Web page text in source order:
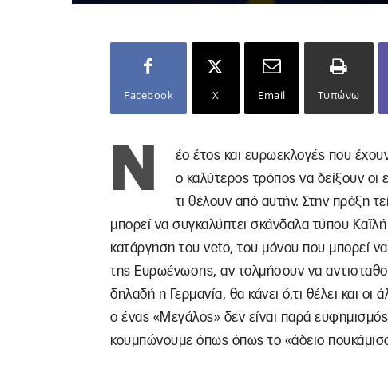
Facebook X Email Τυπώνω
Ν
έο έτος και ευρωεκλογές που
ο καλύτερος τρόπος να δείξουν οι
τι θέλουν από αυτήν. Στην πράξη
μπορεί να συγκαλύπτει σκάνδαλα τύπου
κατάργηση του veto, του μόνου που μπορεί
της Ευρωένωσης, αν τολμήσουν να
δηλαδή η Γερμανία, θα κάνει ό,τι θέλει και
ο ένας «Μεγάλος» δεν είναι παρά
κουμπώνουμε όπως όπως το «άδειο